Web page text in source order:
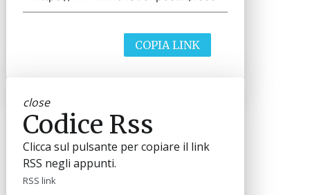
COPIA LINK
close
Codice Rss
Clicca sul pulsante per copiare il link
RSS negli appunti.
RSS link